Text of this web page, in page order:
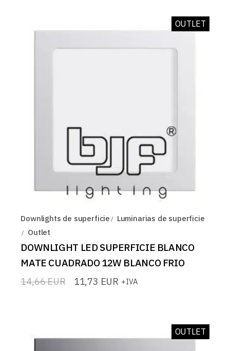
OUTLET
Downlights de superficie
Luminarias de superficie
Outlet
DOWNLIGHT LED SUPERFICIE BLANCO
MATE CUADRADO 12W BLANCO FRIO
14,66EUR
El 11,73 EUR
El +IVA
OUTLET